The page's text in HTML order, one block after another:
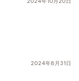
2024年8月31日